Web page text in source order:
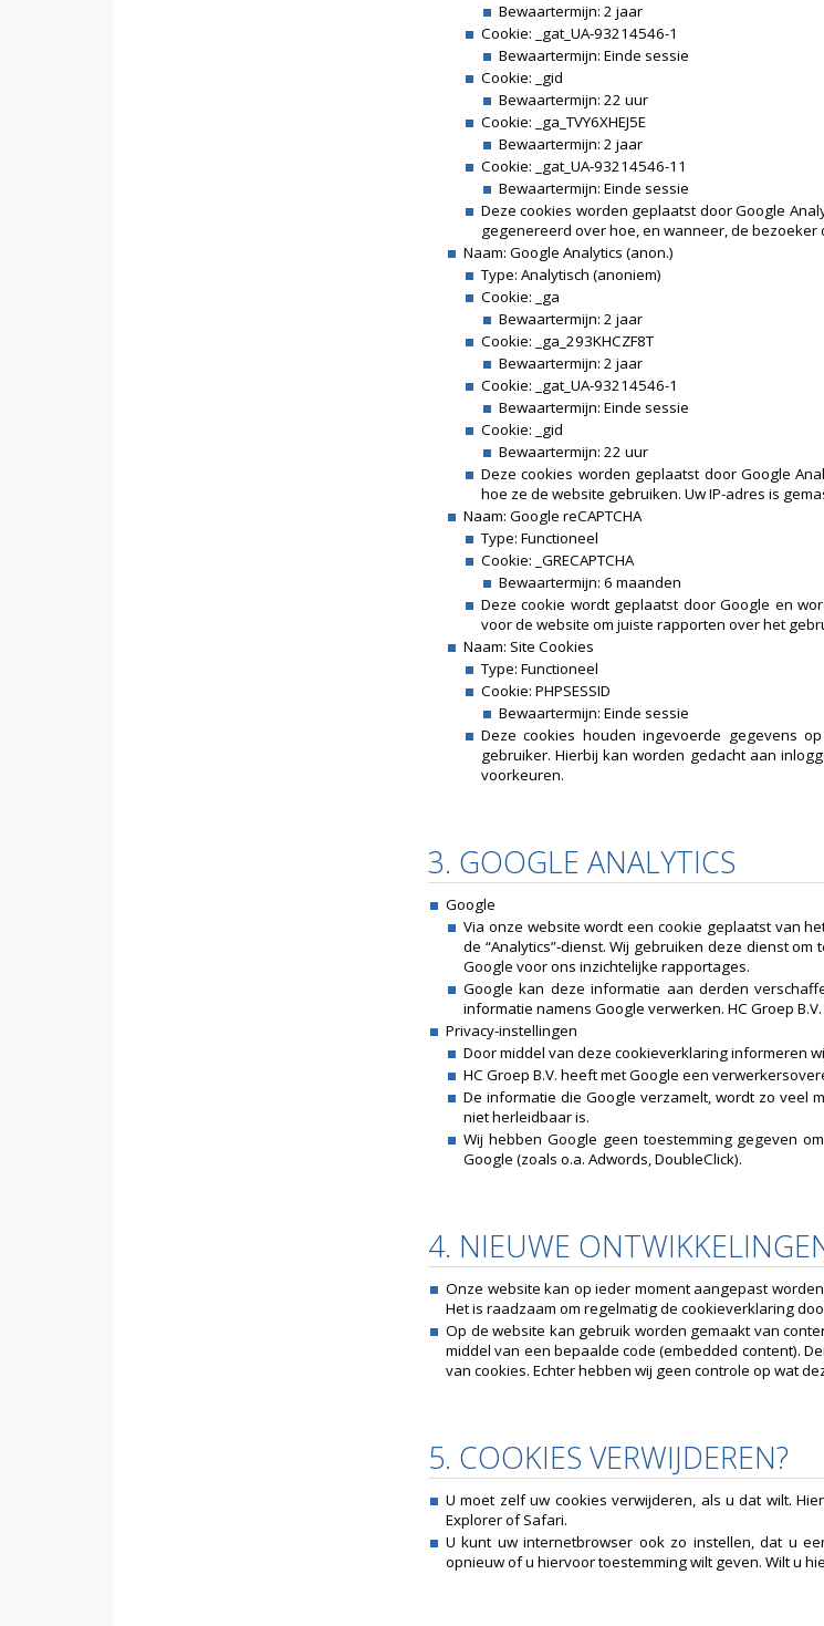
Bewaartermijn: 2 jaar
Cookie: _gat_UA-93214546-1
Bewaartermijn: Einde sessie
Cookie: _gid
Bewaartermijn: 22 uur
Cookie: _ga_TVY6XHEJ5E
Bewaartermijn: 2 jaar
Cookie: _gat_UA-93214546-11
Bewaartermijn: Einde sessie
Deze cookies worden geplaatst door Google
gegenereerd over hoe, en wanneer, de bezoeker
Naam: Google Analytics (anon.)
Type: Analytisch (anoniem)
Cookie: _ga
Bewaartermijn: 2 jaar
Cookie: _ga_293KHCZF8T
Bewaartermijn: 2 jaar
Cookie: _gat_UA-93214546-1
Bewaartermijn: Einde sessie
Cookie: _gid
Bewaartermijn: 22 uur
Deze cookies worden geplaatst door Google
hoe ze de website gebruiken. Uw IP-adres is
Naam: Google reCAPTCHA
Type: Functioneel
Cookie: _GRECAPTCHA
Bewaartermijn: 6 maanden
Deze cookie wordt geplaatst door Google en
voor de website om juiste rapporten over het
Naam: Site Cookies
Type: Functioneel
Cookie: PHPSESSID
Bewaartermijn: Einde sessie
Deze cookies houden ingevoerde gegevens
gebruiker. Hierbij kan worden gedacht aan
voorkeuren.
3. GOOGLE ANALYTICS
Google
Via onze website wordt een cookie geplaatst van
de “Analytics”-dienst. Wij gebruiken deze dienst
Google voor ons inzichtelijke rapportages.
Google kan deze informatie aan derden
informatie namens Google verwerken. HC Groep
Privacy-instellingen
Door middel van deze cookieverklaring informeren
HC Groep B.V. heeft met Google een
De informatie die Google verzamelt, wordt zo veel
niet herleidbaar is.
Wij hebben Google geen toestemming gegeven
Google (zoals o.a. Adwords, DoubleClick).
4. NIEUWE
Onze website kan op ieder moment aangepast
Het is raadzaam om regelmatig de cookieverklaring
Op de website kan gebruik worden gemaakt van
middel van een bepaalde code (embedded content).
van cookies. Echter hebben wij geen controle op wat
5. COOKIES VERWIJDEREN?
U moet zelf uw cookies verwijderen, als u dat wilt.
Explorer of Safari.
U kunt uw internetbrowser ook zo instellen, dat u
opnieuw of u hiervoor toestemming wilt geven. Wilt u